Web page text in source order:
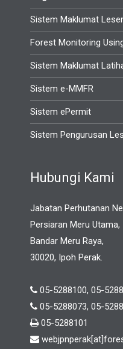
Sistem Maklumat
Forest Monitoring
Sistem Maklumat
Sistem e-MMFR
Sistem ePermit
Sistem Pengurusan
Hubungi Kami
Jabatan Perhutanan
Persiaran Meru Utama,
Bandar Meru Raya,
30020, Ipoh Perak.
05-5288100, 05-
05-5288073, 05-
05-5288101